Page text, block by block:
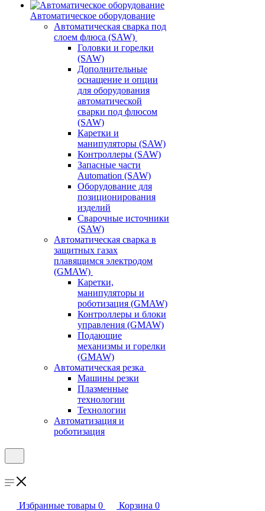
Автоматическое оборудование
Автоматическая сварка под
слоем флюса (SAW)
Головки и горелки
(SAW)
Дополнительные
оснащение и опции
для оборудования
автоматической
сварки под флюсом
(SAW)
Каретки и
манипуляторы (SAW)
Контроллеры (SAW)
Запасные части
Automation (SAW)
Оборудование для
позиционирования
изделий
Сварочные источники
(SAW)
Автоматическая сварка в
защитных газах
плавящимся электродом
(GMAW)
Каретки,
манипуляторы и
роботизация (GMAW)
Контроллеры и блоки
управления (GMAW)
Подающие
механизмы и горелки
(GMAW)
Автоматическая резка
Машины резки
Плазменные
технологии
Технологии
Автоматизация и
роботизация
Избранные товары 0 Корзина 0